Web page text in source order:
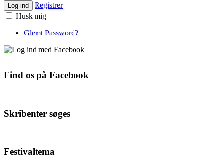
Log ind
Registrer
Husk mig
Glemt Password?
Find os på Facebook
Skribenter søges
Festivaltema